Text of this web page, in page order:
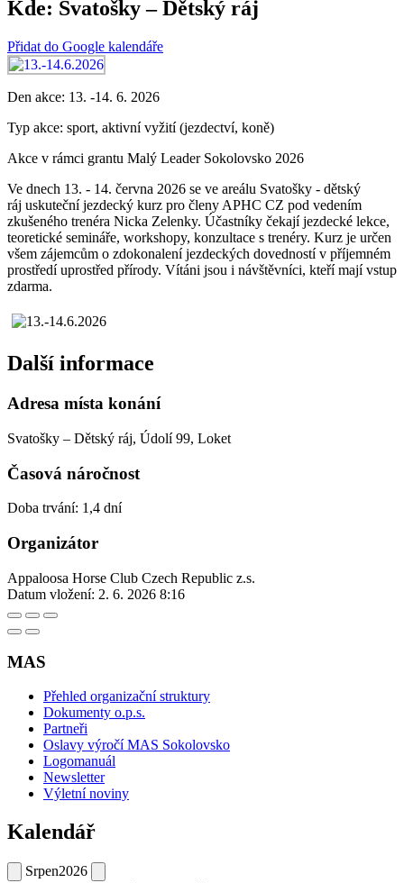
Kde: Svatošky – Dětský ráj
Přidat do Google kalendáře
Den akce: 13. -14. 6. 2026
Typ akce: sport, aktivní vyžití (jezdectví, koně)
Akce v rámci grantu Malý Leader Sokolovsko 2026
Ve dnech 13. - 14. června 2026 se ve areálu Svatošky - dětský
ráj uskuteční jezdecký kurz pro členy APHC CZ pod vedením
zkušeného trenéra Nicka Zelenky. Účastníky čekají jezdecké lekce,
teoretické semináře, workshopy, konzultace s trenéry. Kurz je určen
všem zájemcům o zdokonalení jezdeckých dovedností v příjemném
prostředí uprostřed přírody. Vítáni jsou i návštěvníci, kteří mají vstup
zdarma.
Další informace
Adresa místa konání
Svatošky – Dětský ráj, Údolí 99, Loket
Časová náročnost
Doba trvání: 1,4 dní
Organizátor
Appaloosa Horse Club Czech Republic z.s.
Datum vložení: 2. 6. 2026 8:16
MAS
Přehled organizační struktury
Dokumenty o.p.s.
Partneři
Oslavy výročí MAS Sokolovsko
Logomanuál
Newsletter
Výletní noviny
Kalendář
Srpen2026